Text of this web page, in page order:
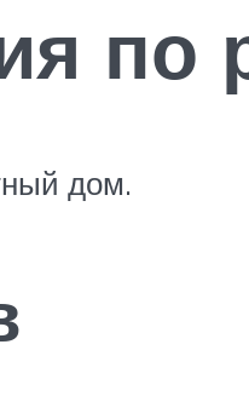
по
дом.